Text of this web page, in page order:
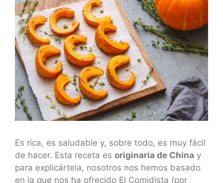
Es rica, es saludable y, sobre todo, es muy fácil
de hacer. Esta receta es originaria de China y
para explicártela, nosotros nos hemos basado
en la que nos ha ofrecido El Comidista (por